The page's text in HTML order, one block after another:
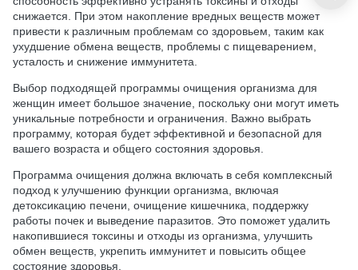
снижается. При этом накопление вредных веществ может
привести к различным проблемам со здоровьем, таким как
ухудшение обмена веществ, проблемы с пищеварением,
усталость и снижение иммунитета.
Выбор подходящей программы очищения организма для
женщин имеет большое значение, поскольку они могут иметь
уникальные потребности и ограничения. Важно выбрать
программу, которая будет эффективной и безопасной для
вашего возраста и общего состояния здоровья.
Программа очищения должна включать в себя комплексный
подход к улучшению функции организма, включая
детоксикацию печени, очищение кишечника, поддержку
работы почек и выведение паразитов. Это поможет удалить
накопившиеся токсины и отходы из организма, улучшить
обмен веществ, укрепить иммунитет и повысить общее
состояние здоровья.